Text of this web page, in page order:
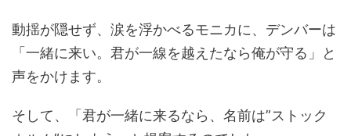
動揺が隠せず、涙を浮かべるモニカに、デンバーは
「一緒に来い。君が一線を越えたなら俺が守る」と
声をかけます。
そして、「君が一緒に来るなら、名前は”ストック